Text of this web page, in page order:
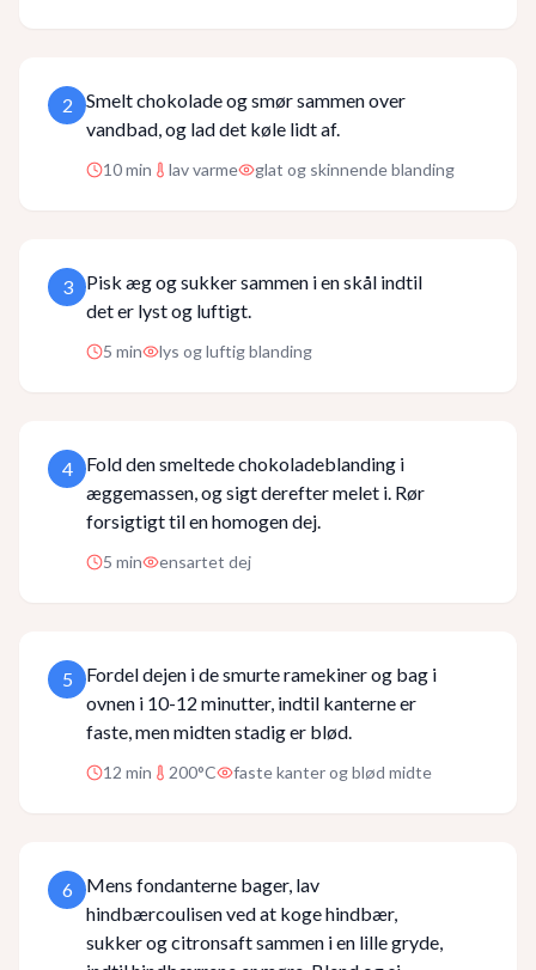
2
Smelt chokolade og smør sammen over
vandbad, og lad det køle lidt af.
10min lav varme glat og skinnende blanding
3
Pisk æg og sukker sammen i en skål indtil
det er lyst og luftigt.
5 min lys og luftig blanding
4
Fold den smeltede chokoladeblanding i
æggemassen, og sigt derefter melet i. Rør
forsigtigt til en homogen dej.
5 min ensartet dej
5
Fordel dejen i de smurte ramekiner og bag i
ovnen i 10-12 minutter, indtil kanterne er
faste, men midten stadig er blød.
12 min 200°C faste kanter og blød midte
6
Mens fondanterne bager, lav
hindbærcoulisen ved at koge hindbær,
sukker og citronsaft sammen i en lille gryde,